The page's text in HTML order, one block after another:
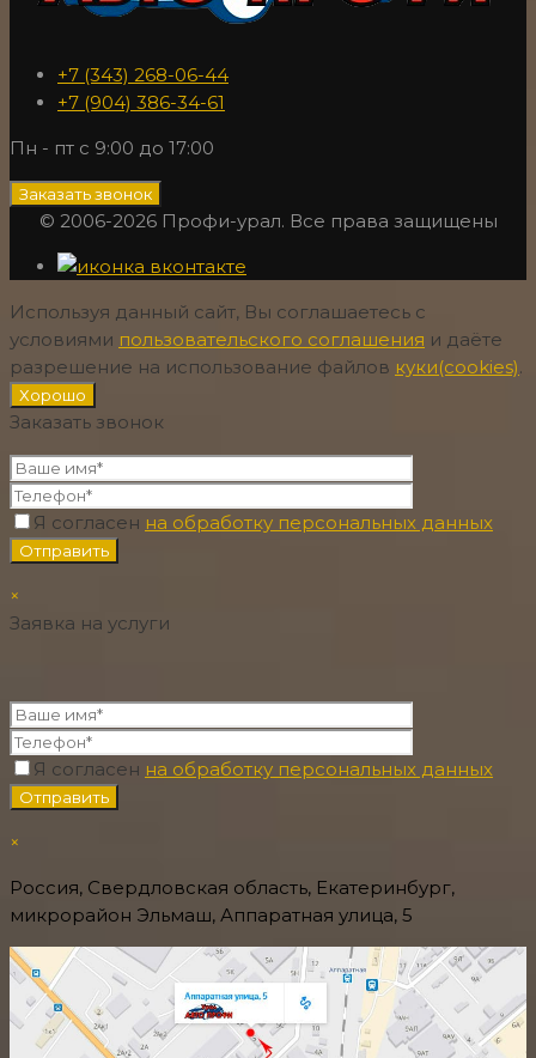
+7 (343) 268-06-44
+7 (904) 386-34-61
Пн - пт с 9:00 до 17:00
Заказать звонок
© 2006-2026 Профи-урал. Все права защищены
Используя данный сайт, Вы соглашаетесь с
условиями пользовательского соглашения и даёте
разрешение на использование файлов куки(cookies).
Хорошо
Заказать звонок
Я согласен на обработку персональных данных
×
Заявка на услуги
Я согласен на обработку персональных данных
×
Россия, Свердловская область, Екатеринбург,
микрорайон Эльмаш, Аппаратная улица, 5